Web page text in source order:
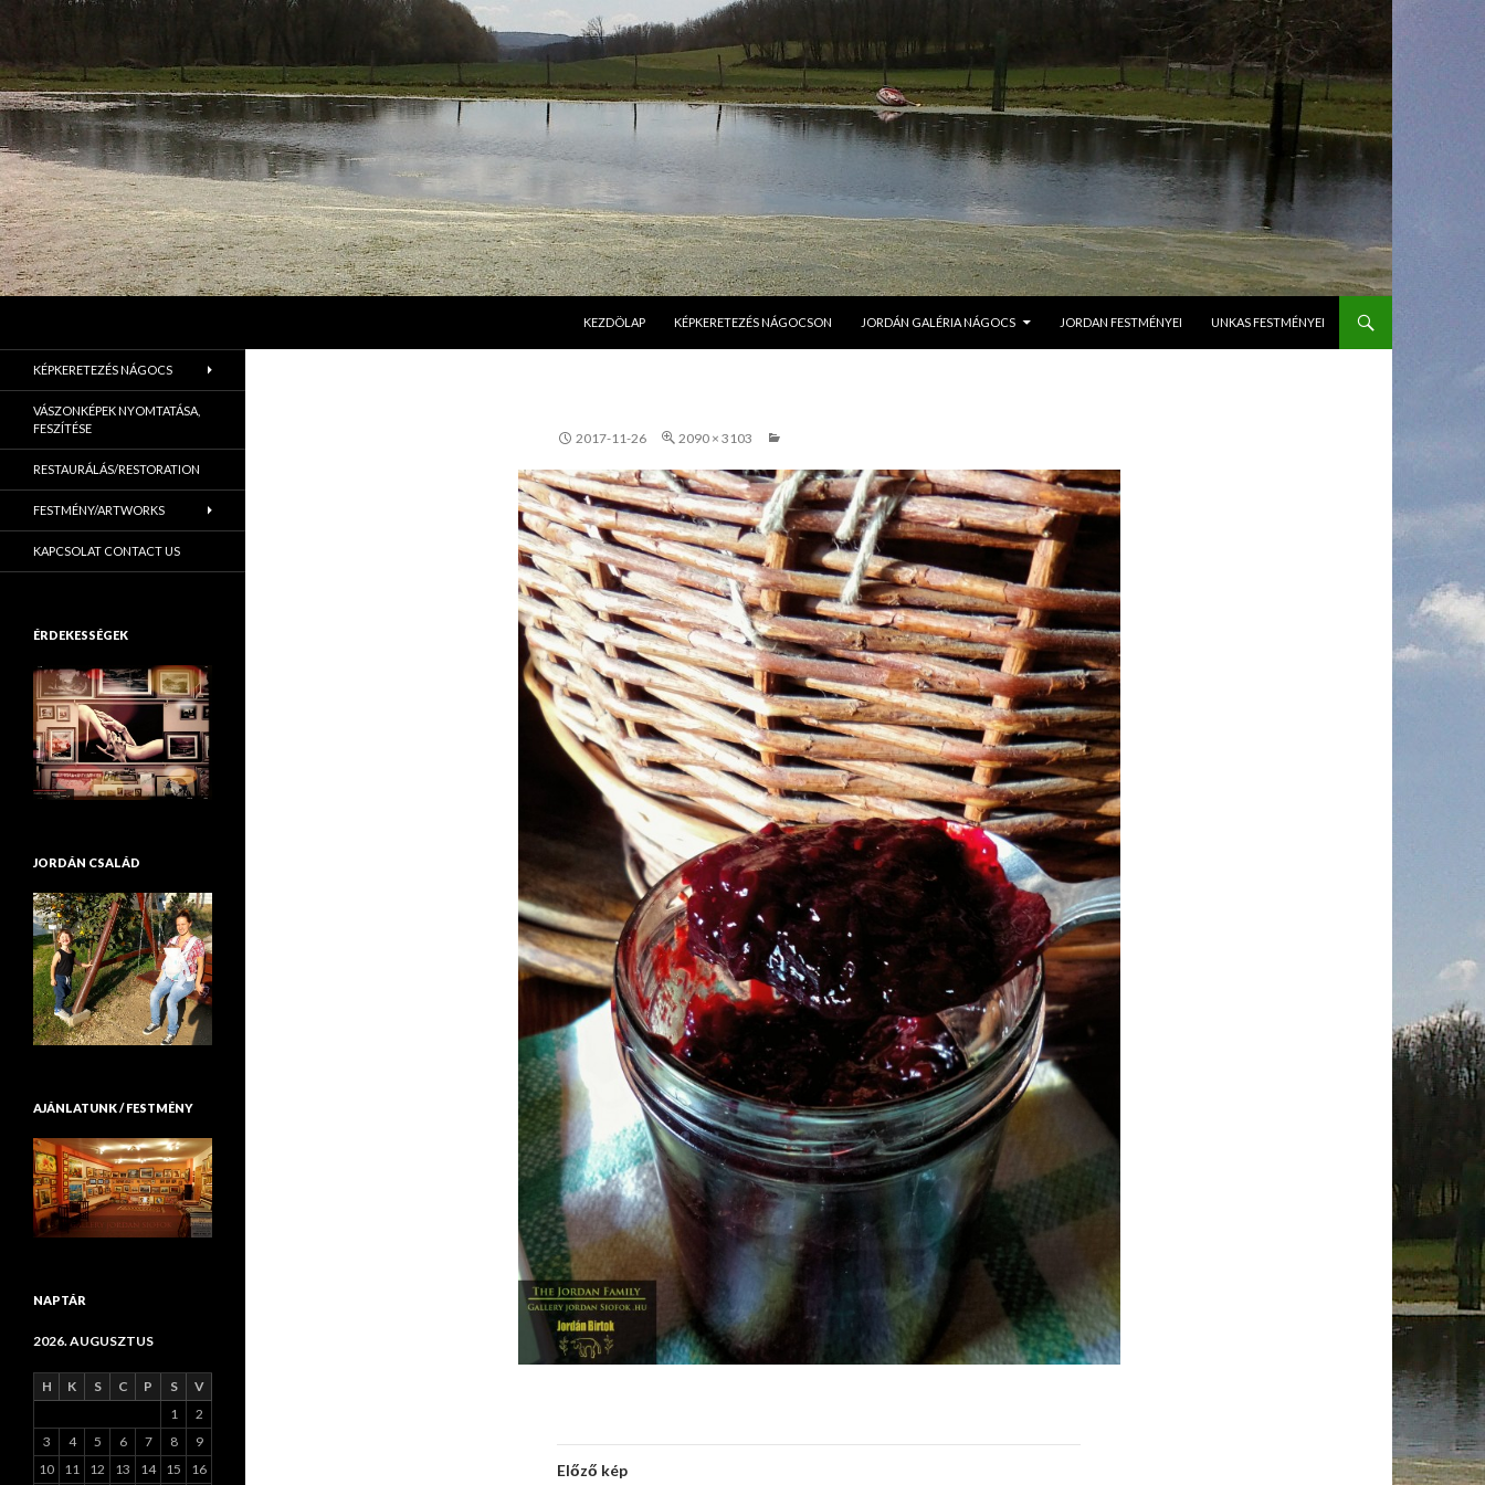
KEZDÖLAP
KÉPKERETEZÉS NÁGOCSON JORDÁN GALÉRIA NÁGOCS JORDAN FESTMÉNYEI UNKAS FESTMÉNYEI
2017-11-26 2090 × 3103
Előző kép
Jordán Galéria Siófok
KÉPKERETEZÉS NÁGOCS
VÁSZONKÉPEK NYOMTATÁSA,
FESZÍTÉSE
RESTAURÁLÁS/RESTORATION
FESTMÉNY/ARTWORKS
KAPCSOLAT CONTACT US
ÉRDEKESSÉGEK
JORDÁN CSALÁD
AJÁNLATUNK / FESTMÉNY
NAPTÁR
2026. AUGUSZTUS
H K S C P S
V
1
2
3
4 5 6 7 8
9
10
11 12 13 14 15
16